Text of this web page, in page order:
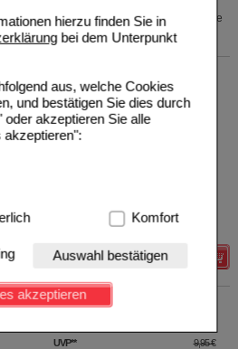
hierzu finden Sie in
bei dem Unterpunkt
aus, welche Cookies
und bestätigen Sie dies durch
oder akzeptieren Sie alle
akzeptieren":
Hierbei handelt es sich um
(z.B. Navigation, Warenkorb,
auf diese nicht verzichtet
ansprechender zu gestalten,
Komfort
Auswahl bestätigen
akzeptieren
ausgewählten Artikel in eine Einkaufsliste
gekauft haben, kauften
575,00 €
Details
UVP** 9,95 €